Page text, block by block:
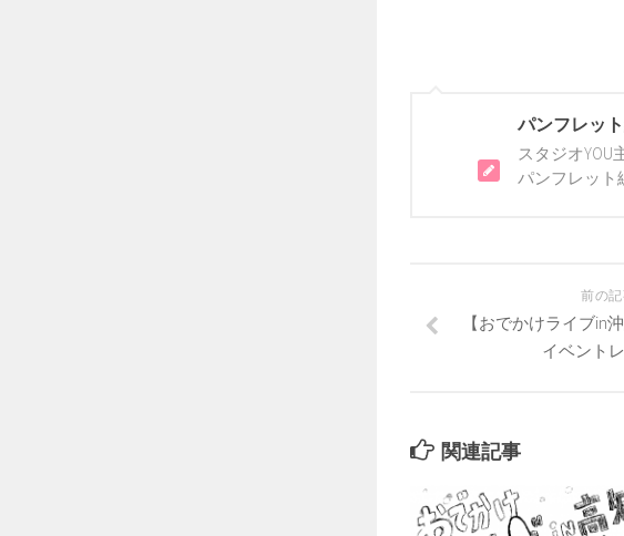
パンフレッ
スタジオYOU
パンフレット
前の
【おでかけライブin
イベント
関連記事